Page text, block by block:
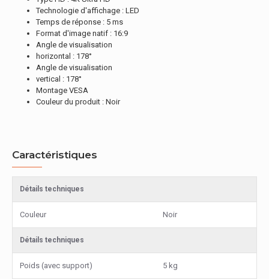
Technologie d'affichage : LED
Temps de réponse : 5 ms
Format d'image natif : 16:9
Angle de visualisation
horizontal : 178°
Angle de visualisation
vertical : 178°
Montage VESA
Couleur du produit : Noir
Caractéristiques
Détails techniques
Couleur Noir
Détails techniques
Poids (avec support) 5 kg